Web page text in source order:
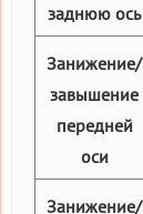
заднюю ось
Занижение/
завышение
передней
оси
Занижение/